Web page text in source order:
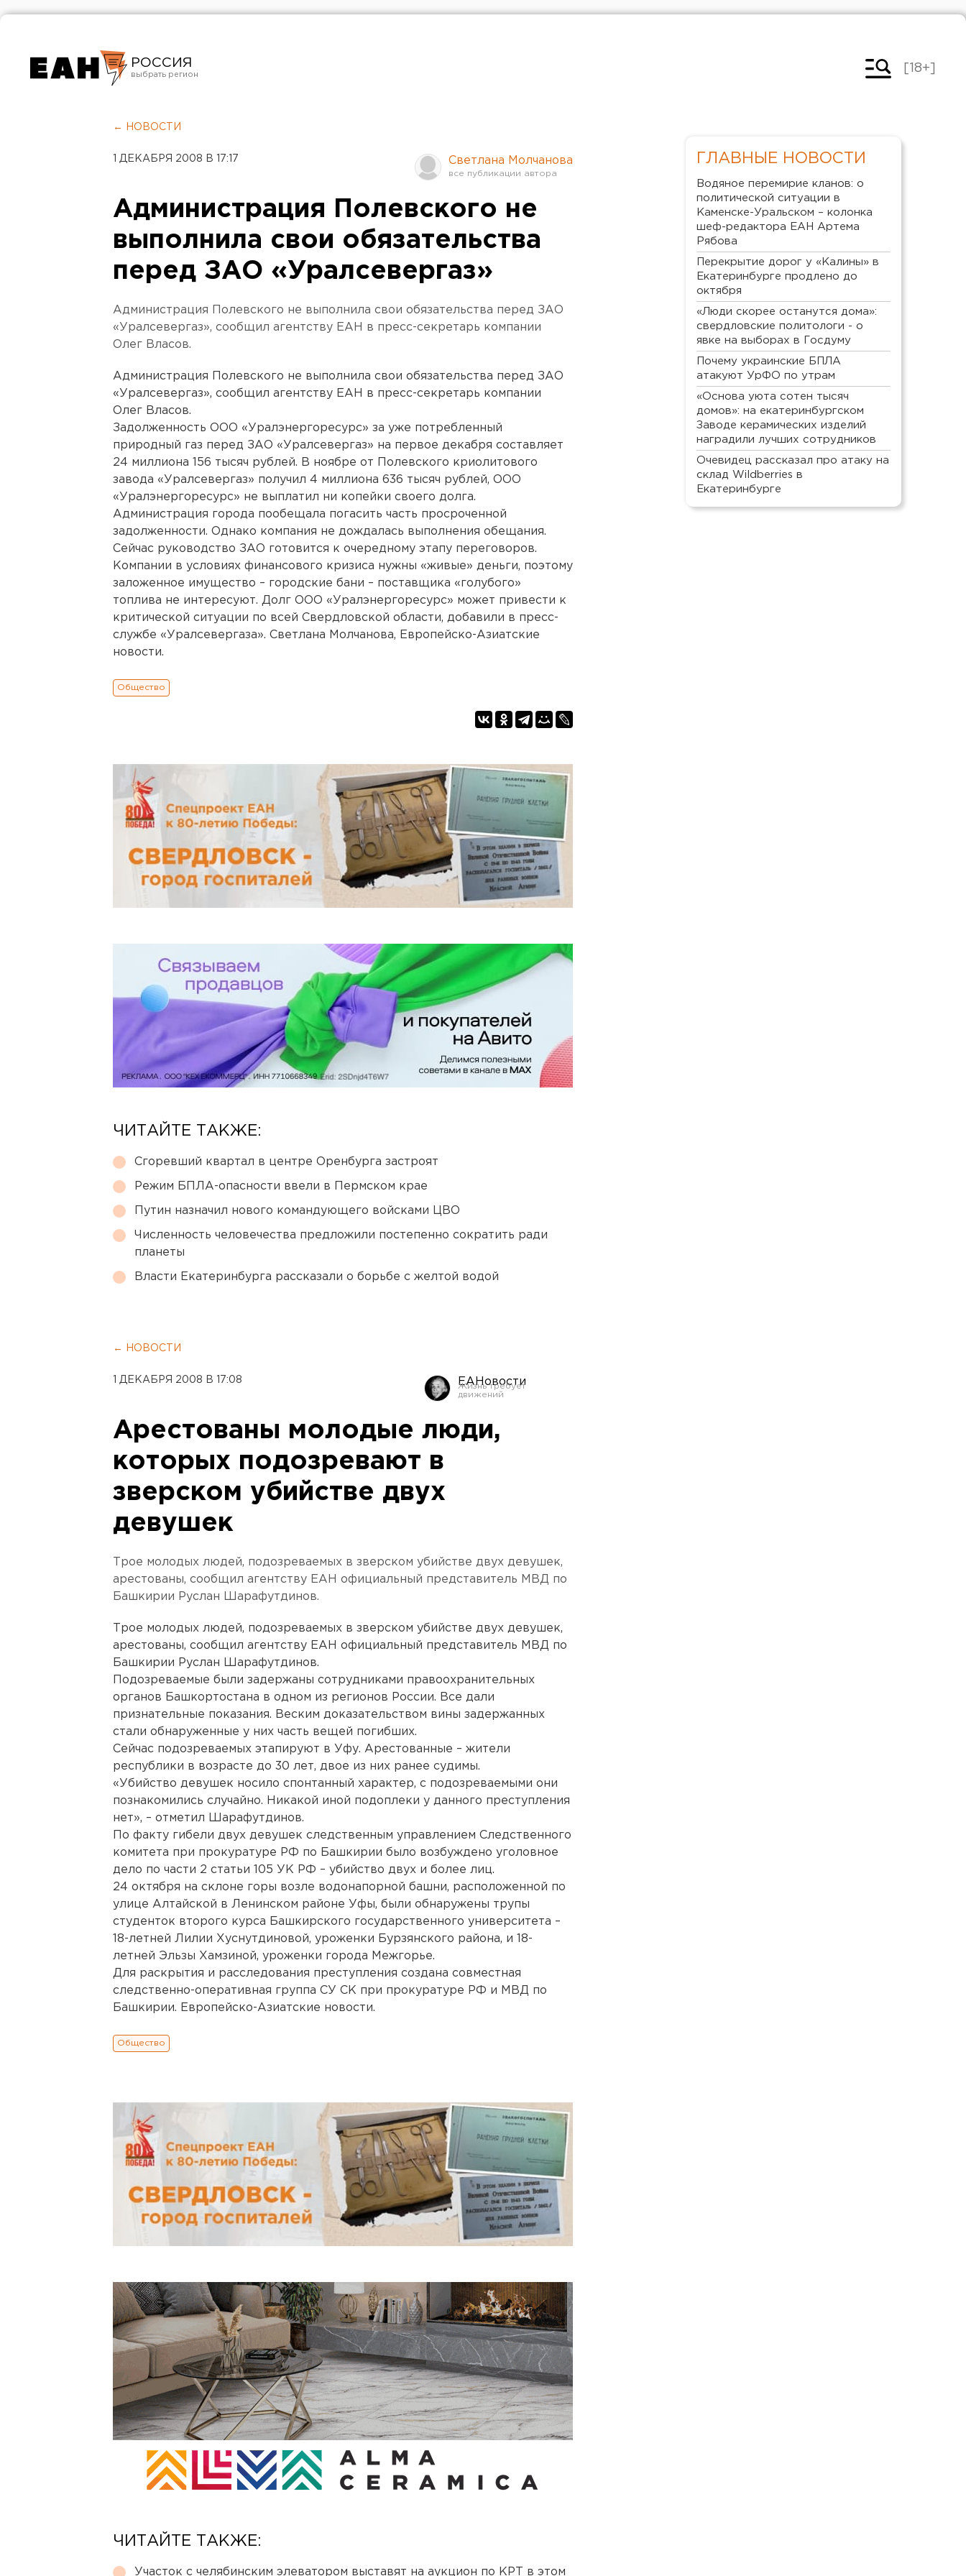
РОССИЯ
Челябинск
[18+]
← НОВОСТИ
1 ДЕКАБРЯ 2008 В 17:17 Светлана Молчанова
Администрация Полевского не
выполнила свои обязательства
перед ЗАО «Уралсевергаз»
Администрация Полевского не выполнила свои обязательства перед ЗАО
«Уралсевергаз», сообщил агентству ЕАН в пресс-секретарь компании
Олег Власов.
Администрация Полевского не выполнила свои обязательства перед ЗАО
«Уралсевергаз», сообщил агентству ЕАН в пресс-секретарь компании
Олег Власов.
Задолженность ООО «Уралэнергоресурс» за уже потребленный
природный газ перед ЗАО «Уралсевергаз» на первое декабря составляет
24 миллиона 156 тысяч рублей. В ноябре от Полевского криолитового
завода «Уралсевергаз» получил 4 миллиона 636 тысяч рублей, ООО
«Уралэнергоресурс» не выплатил ни копейки своего долга.
Администрация города пообещала погасить часть просроченной
задолженности. Однако компания не дождалась выполнения обещания.
Сейчас руководство ЗАО готовится к очередному этапу переговоров.
Компании в условиях финансового кризиса нужны «живые» деньги, поэтому
заложенное имущество – городские бани – поставщика «голубого»
топлива не интересуют. Долг ООО «Уралэнергоресурс» может привести к
критической ситуации по всей Свердловской области, добавили в пресс-
службе «Уралсевергаза». Светлана Молчанова, Европейско-Азиатские
новости.
Общество
ЧИТАЙТЕ ТАКЖЕ:
Сгоревший квартал в центре Оренбурга застроят
Режим БПЛА-опасности ввели в Пермском крае
Путин назначил нового командующего войсками ЦВО
Численность человечества предложили постепенно сократить ради
планеты
Власти Екатеринбурга рассказали о борьбе с желтой водой
← НОВОСТИ
1 ДЕКАБРЯ 2008 В 17:08 ЕАНовости
Арестованы молодые люди,
которых подозревают в
зверском убийстве двух
девушек
Трое молодых людей, подозреваемых в зверском убийстве двух девушек,
арестованы, сообщил агентству ЕАН официальный представитель МВД по
Башкирии Руслан Шарафутдинов.
Трое молодых людей, подозреваемых в зверском убийстве двух девушек,
арестованы, сообщил агентству ЕАН официальный представитель МВД по
Башкирии Руслан Шарафутдинов.
Подозреваемые были задержаны сотрудниками правоохранительных
органов Башкортостана в одном из регионов России. Все дали
признательные показания. Веским доказательством вины задержанных
стали обнаруженные у них часть вещей погибших.
Сейчас подозреваемых этапируют в Уфу. Арестованные – жители
республики в возрасте до 30 лет, двое из них ранее судимы.
«Убийство девушек носило спонтанный характер, с подозреваемыми они
познакомились случайно. Никакой иной подоплеки у данного преступления
нет», – отметил Шарафутдинов.
По факту гибели двух девушек следственным управлением Следственного
комитета при прокуратуре РФ по Башкирии было возбуждено уголовное
дело по части 2 статьи 105 УК РФ – убийство двух и более лиц.
24 октября на склоне горы возле водонапорной башни, расположенной по
улице Алтайской в Ленинском районе Уфы, были обнаружены трупы
студенток второго курса Башкирского государственного университета –
18-летней Лилии Хуснутдиновой, уроженки Бурзянского района, и 18-
летней Эльзы Хамзиной, уроженки города Межгорье.
Для раскрытия и расследования преступления создана совместная
следственно-оперативная группа СУ СК при прокуратуре РФ и МВД по
Башкирии. Европейско-Азиатские новости.
Общество
ЧИТАЙТЕ ТАКЖЕ:
Участок с челябинским элеватором выставят на аукцион по КРТ в этом
ГЛАВНЫЕ НОВОСТИ
Водяное перемирие кланов: о
политической ситуации в
Каменске-Уральском – колонка
шеф-редактора ЕАН Артема
Рябова
Перекрытие дорог у «Калины» в
Екатеринбурге продлено до
октября
«Люди скорее останутся дома»:
свердловские политологи - о
явке на выборах в Госдуму
Почему украинские БПЛА
атакуют УрФО по утрам
«Основа уюта сотен тысяч
домов»: на екатеринбургском
Заводе керамических изделий
наградили лучших сотрудников
Очевидец рассказал про атаку на
склад Wildberries в
Екатеринбурге